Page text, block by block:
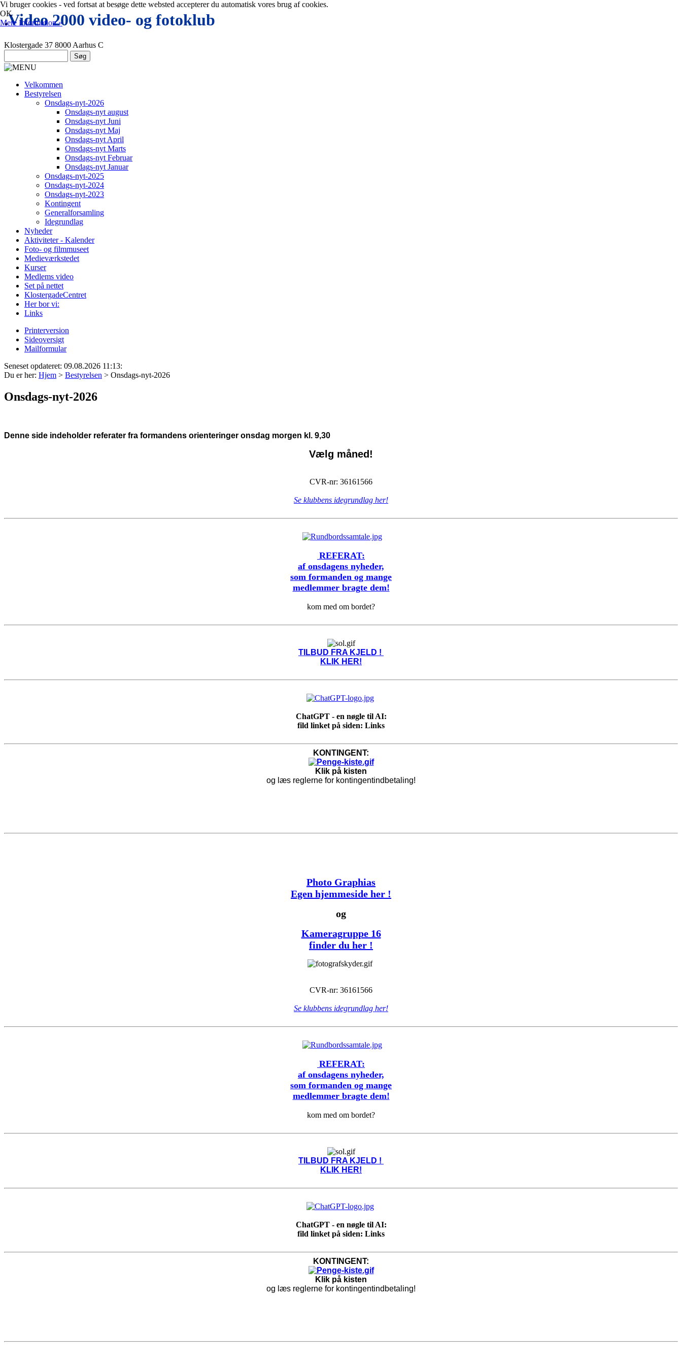
.Video 2000 video- og fotoklub
Klostergade 37 8000 Aarhus C
Velkommen
Bestyrelsen
Onsdags-nyt-2026
Onsdags-nyt august
Onsdags-nyt Juni
Onsdags-nyt Maj
Onsdags-nyt April
Onsdags-nyt Marts
Onsdags-nyt Februar
Onsdags-nyt Januar
Onsdags-nyt-2025
Onsdags-nyt-2024
Onsdags-nyt-2023
Kontingent
Generalforsamling
Idegrundlag
Nyheder
Aktiviteter - Kalender
Foto- og filmmuseet
Medieværkstedet
Kurser
Medlems video
Set på nettet
KlostergadeCentret
Her bor vi:
Links
Printerversion
Sideoversigt
Mailformular
Seneset opdateret: 09.08.2026 11:13:
Du er her: Hjem > Bestyrelsen > Onsdags-nyt-2026
Onsdags-nyt-2026
Denne side indeholder referater fra formandens orienteringer onsdag morgen kl. 9,30
Vælg måned!
CVR-nr: 36161566
Se klubbens idegrundlag her!
REFERAT:
af onsdagens nyheder,
som formanden og mange
medlemmer bragte dem!
kom med om bordet?
TILBUD FRA KJELD !
KLIK HER!
ChatGPT - en nøgle til AI:
fild linket på siden: Links
KONTINGENT:
Klik på kisten
og læs reglerne for kontingentindbetaling!
Photo Graphias
Egen hjemmeside her !
og
Kameragruppe 16
finder du her !
CVR-nr: 36161566
Se klubbens idegrundlag her!
REFERAT:
af onsdagens nyheder,
som formanden og mange
medlemmer bragte dem!
kom med om bordet?
TILBUD FRA KJELD !
KLIK HER!
ChatGPT - en nøgle til AI:
fild linket på siden: Links
KONTINGENT:
Klik på kisten
og læs reglerne for kontingentindbetaling!
Vi bruger cookies - ved fortsat at besøge dette websted accepterer du automatisk vores brug af cookies.
OK
Mere Information »